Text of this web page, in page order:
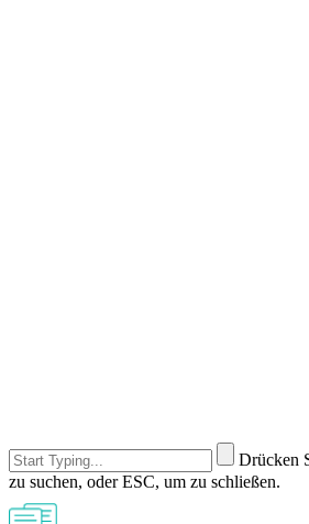
Drücken
zu suchen, oder ESC, um zu schließen.